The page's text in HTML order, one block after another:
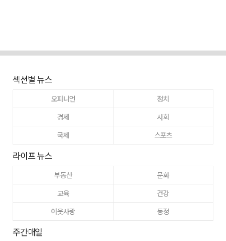
섹션별 뉴스
오피니언
정치
경제
사회
국제
스포츠
라이프 뉴스
부동산
문화
교육
건강
이웃사랑
동정
주간매일